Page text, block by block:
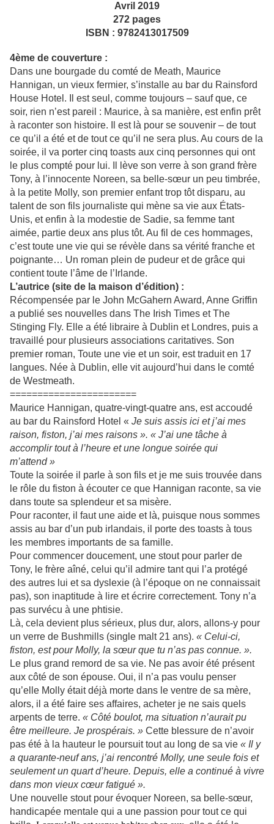
Avril 2019
272 pages
ISBN : 9782413017509
4ème de couverture :
Dans une bourgade du comté de Meath, Maurice
Hannigan, un vieux fermier, s’installe au bar du Rainsford
House Hotel. Il est seul, comme toujours – sauf que, ce
soir, rien n’est pareil : Maurice, à sa manière, est enfin prêt
à raconter son histoire. Il est là pour se souvenir – de tout
ce qu’il a été et de tout ce qu’il ne sera plus. Au cours de la
soirée, il va porter cinq toasts aux cinq personnes qui ont
le plus compté pour lui. Il lève son verre à son grand frère
Tony, à l’innocente Noreen, sa belle-sœur un peu timbrée,
à la petite Molly, son premier enfant trop tôt disparu, au
talent de son fils journaliste qui mène sa vie aux États-
Unis, et enfin à la modestie de Sadie, sa femme tant
aimée, partie deux ans plus tôt. Au fil de ces hommages,
c’est toute une vie qui se révèle dans sa vérité franche et
poignante… Un roman plein de pudeur et de grâce qui
contient toute l’âme de l’Irlande.
L’autrice (site de la maison d’édition) :
Récompensée par le John McGahern Award, Anne Griffin
a publié ses nouvelles dans The Irish Times et The
Stinging Fly. Elle a été libraire à Dublin et Londres, puis a
travaillé pour plusieurs associations caritatives. Son
premier roman, Toute une vie et un soir, est traduit en 17
langues. Née à Dublin, elle vit aujourd’hui dans le comté
de Westmeath.
=======================
Maurice Hannigan, quatre-vingt-quatre ans, est accoudé
au bar du Rainsford Hotel « Je suis assis ici et j’ai mes
raison, fiston, j’ai mes raisons ». « J’ai une tâche à
accomplir tout à l’heure et une longue soirée qui
m’attend »
Toute la soirée il parle à son fils et je me suis trouvée dans
le rôle du fiston à écouter ce que Hannigan raconte, sa vie
dans toute sa splendeur et sa misère.
Pour raconter, il faut une aide et là, puisque nous sommes
assis au bar d’un pub irlandais, il porte des toasts à tous
les membres importants de sa famille.
Pour commencer doucement, une stout pour parler de
Tony, le frère aîné, celui qu’il admire tant qui l’a protégé
des autres lui et sa dyslexie (à l’époque on ne connaissait
pas), son inaptitude à lire et écrire correctement. Tony n’a
pas survécu à une phtisie.
Là, cela devient plus sérieux, plus dur, alors, allons-y pour
un verre de Bushmills (single malt 21 ans). « Celui-ci,
fiston, est pour Molly, la sœur que tu n’as pas connue. ».
Le plus grand remord de sa vie. Ne pas avoir été présent
aux côté de son épouse. Oui, il n’a pas voulu penser
qu’elle Molly était déjà morte dans le ventre de sa mère,
alors, il a été faire ses affaires, acheter je ne sais quels
arpents de terre. « Côté boulot, ma situation n’aurait pu
être meilleure. Je prospérais. » Cette blessure de n’avoir
pas été à la hauteur le poursuit tout au long de sa vie « Il y
a quarante-neuf ans, j’ai rencontré Molly, une seule fois et
seulement un quart d’heure. Depuis, elle a continué à vivre
dans mon vieux cœur fatigué ».
Une nouvelle stout pour évoquer Noreen, sa belle-sœur,
handicapée mentale qui a une passion pour tout ce qui